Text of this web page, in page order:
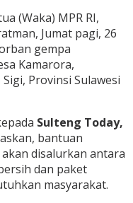
(Waka) MPR RI,
Jumat pagi, 26
gempa
Kamarora,
Provinsi Sulawesi
Sulteng Today,
bantuan
disalurkan antara
dan paket
masyarakat.